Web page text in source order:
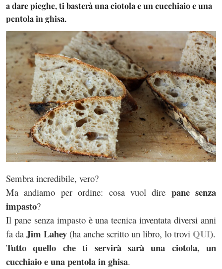
a dare pieghe, ti basterà una ciotola e un cucchiaio e una
pentola in ghisa.
Sembra incredibile, vero?
Ma andiamo per ordine: cosa vuol dire pane senza
impasto?
Il pane senza impasto è una tecnica inventata diversi anni
fa da Jim Lahey (ha anche scritto un libro, lo trovi QUI).
Tutto quello che ti servirà sarà una ciotola, un
cucchiaio e una pentola in ghisa.